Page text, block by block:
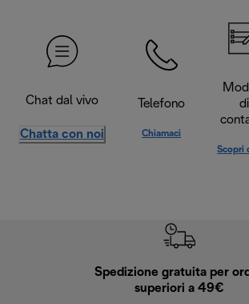
Chat dal vivo
Chatta con noi
Telefono
Chiamaci
di
Scopri
Spedizione gratuita per
superiori a 49€